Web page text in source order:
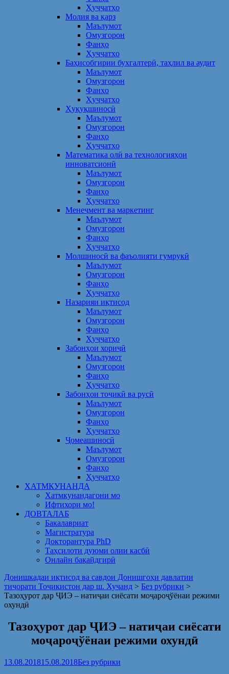
Ҳуҷҷатҳо
Молия ва қарз
Маълумот
Омузгорон
Фанҳо
Ҳуҷҷатҳо
Баҳисобгирии бухгалтерӣ, таҳлил ва аудит
Маълумот
Омузгорон
Фанҳо
Ҳуҷҷатҳо
Ҳуқуқшиносӣ
Маълумот
Омузгорон
Фанҳо
Ҳуҷҷатҳо
Математика олӣ ва технологияҳои
инноватсионӣ
Маълумот
Омузгорон
Фанҳо
Ҳуҷҷатҳо
Менеҷмент ва маркетинг
Маълумот
Омузгорон
Фанҳо
Ҳуҷҷатҳо
Молшиносӣ ва фаъолияти гумрукӣ
Маълумот
Омузгорон
Фанҳо
Ҳуҷҷатҳо
Назарияи иқтисод
Маълумот
Омузгорон
Фанҳо
Ҳуҷҷатҳо
Забонҳои хориҷӣ
Маълумот
Омузгорон
Фанҳо
Ҳуҷҷатҳо
Забонҳои тоҷикӣ ва русӣ
Маълумот
Омузгорон
Фанҳо
Ҳуҷҷатҳо
Ҷомеашиносӣ
Маълумот
Омузгорон
Фанҳо
Ҳуҷҷатҳо
ХАТМКУНАНДА
Хатмкунандагони мо
Ифтихори мо!
ДОВТАЛАБ
Бакалавриат
Магистратура
Докторантура PhD
Таҳсилоти дуюми олии касбӣ
Онлайн бақайдгирӣ
Донишкадаи иқтисод ва савдои Донишгоҳи давлатии
тиҷорати Тоҷикистон дар ш. Хуҷанд > Без рубрики >
Тазоҳурот дар ҶИЭ – натиҷаи сиёсати моҷароҷўёнаи режими
охундӣ
Тазоҳурот дар ҶИЭ – натиҷаи сиёсати
моҷароҷўёнаи режими охундӣ
13.08.201815.08.2018Без рубрики